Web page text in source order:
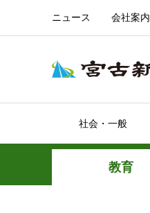
ニュース 会社案内
社会・一般
教育